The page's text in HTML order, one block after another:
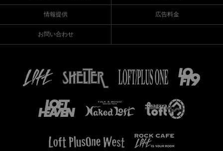
情報提供 広告料金
お問い合わせ